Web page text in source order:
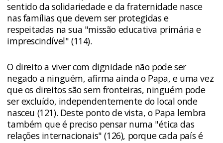
sentido da solidariedade e da fraternidade nasce
nas famílias que devem ser protegidas e
respeitadas na sua "missão educativa primária e
imprescindível" (114).
O direito a viver com dignidade não pode ser
negado a ninguém, afirma ainda o Papa, e uma vez
que os direitos são sem fronteiras, ninguém pode
ser excluído, independentemente do local onde
nasceu (121). Deste ponto de vista, o Papa lembra
também que é preciso pensar numa "ética das
relações internacionais" (126), porque cada país é